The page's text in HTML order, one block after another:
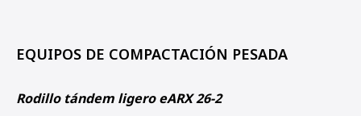
EQUIPOS DE COMPACTACIÓN PESADA
Rodillo tándem ligero eARX 26-2